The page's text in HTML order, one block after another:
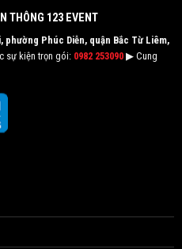
THÔNG 123 EVENT
phường Phúc Diễn, quận Bắc Từ Liêm,
sự kiện trọn gói: 0982 253090▶ Cung